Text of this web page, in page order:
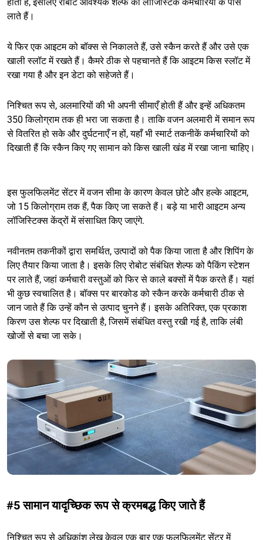
लाते हैं।
ये फिर एक आइटम को बॉक्स से निकालते हैं, उसे स्कैन करते हैं और उसे एक
खाली स्लॉट में रखते हैं। कैमरे ठीक से पहचानते हैं कि आइटम किस स्लॉट में
रखा गया है और इन डेटा को सहेजते हैं।
निश्चित रूप से, अलमारियों की भी अपनी सीमाएँ होती हैं और इन्हें अधिकतम
350 किलोग्राम तक ही भरा जा सकता है। ताकि वजन अलमारी में समान रूप
से वितरित हो सके और दुर्घटनाएँ न हों, यहाँ भी स्मार्ट तकनीकें कर्मचारियों को
दिखाती हैं कि स्कैन किए गए सामान को किस खाली खंड में रखा जाना चाहिए।
इस फुलफिलमेंट सेंटर में वजन सीमा के कारण केवल छोटे और हल्के आइटम,
जो 15 किलोग्राम तक हैं, पैक किए जा सकते हैं। बड़े या भारी आइटम अन्य
लॉजिस्टिक्स केंद्रों में संसाधित किए जाएंगे.
नवीनतम तकनीकों द्वारा समर्थित, उत्पादों को पैक किया जाता है और शिपिंग के
लिए तैयार किया जाता है। इसके लिए रोबोट संबंधित शेल्फ को पैकिंग स्टेशन
पर लाते हैं, जहां कर्मचारी वस्तुओं को फिर से काले बक्सों में पैक करते हैं। यहां
भी कुछ स्वचालित है। बॉक्स पर बारकोड को स्कैन करके कर्मचारी ठीक से
जान जाते हैं कि उन्हें कौन से उत्पाद चुनने हैं। इसके अतिरिक्त, एक प्रकाश
किरण उस शेल्फ पर दिखाती है, जिसमें संबंधित वस्तु रखी गई है, ताकि लंबी
खोजों से बचा जा सके।
#5 सामान यादृच्छिक रूप से क्रमबद्ध किए जाते हैं
निश्चित रूप से अधिकांश लेख केवल एक बार एक फुलफिलमेंट सेंटर में